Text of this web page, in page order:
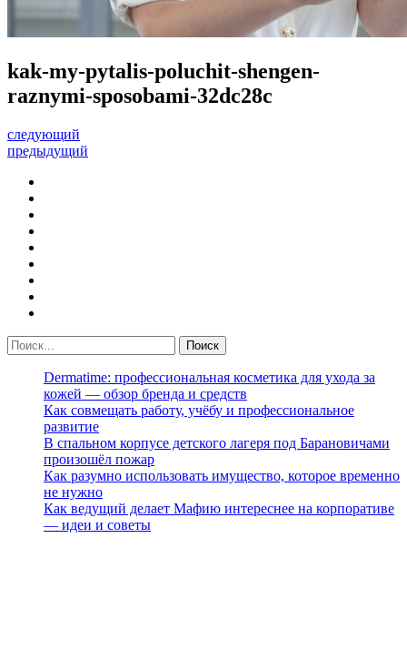
kak-my-pytalis-poluchit-shengen-
raznymi-sposobami-32dc28c
следующий
предыдущий
Dermatime: профессиональная косметика для ухода за
кожей — обзор бренда и средств
Как совмещать работу, учёбу и профессиональное
развитие
В спальном корпусе детского лагеря под Барановичами
произошёл пожар
Как разумно использовать имущество, которое временно
не нужно
Как ведущий делает Мафию интереснее на корпоративе
— идеи и советы